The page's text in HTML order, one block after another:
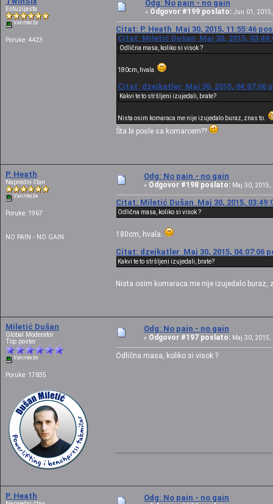
Entuzijasta
Van mreže
Poruke: 4423
Odg: No pain - no gain
« Odgovor #199 poslato: Jun 01,
Citat: P. Heath Maj 30, 2015, 11:55:46
Citat: Miletić Dušan Maj 30, 2015,
Odlična masa, koliko si visok ?
180cm, hvala.
Citat: dzejkatler Maj 30, 2015, 04:07:06
Kakvi te to stršljeni izujedali, brate?
Nista osim komaraca me nije izujedalo buraz, znas to.
Šta bi posle sa komarcem??
P. Heath
Napredni član
Van mreže
Poruke: 1967
NO PAIN - NO GAIN
Odg: No pain - no gain
« Odgovor #198 poslato: Maj 30, 2015,
Citat: Miletić Dušan Maj 30, 2015,
Odlična masa, koliko si visok ?
180cm, hvala.
Citat: dzejkatler Maj 30, 2015, 04:07:06
Kakvi te to stršljeni izujedali, brate?
Nista osim komaraca me nije izujedalo
Miletić Dušan
Global Moderator
Top poster
Van mreže
Poruke: 17835
Odg: No pain - no gain
« Odgovor #197 poslato: Maj 30, 2015,
Odlična masa, koliko si visok ?
P. Heath Odg: No pain - no gain